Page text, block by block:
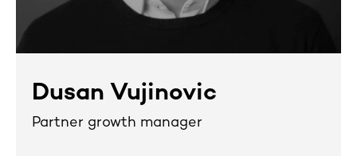
Dusan Vujinovic
Partner growth manager